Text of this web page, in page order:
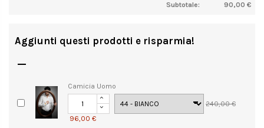
Subtotale:
90,00 €
Aggiunti questi prodotti e risparmia!

Camicia Uomo
240,00 €
96,00 €